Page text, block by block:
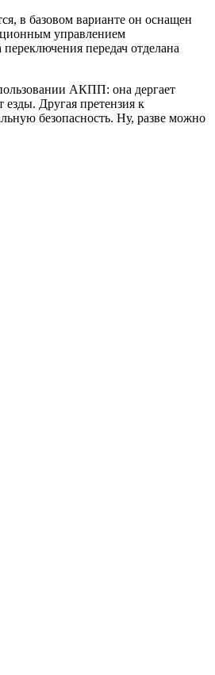
в базовом варианте он оснащен
управлением
передач отделана
АКПП: она дергает
Другая претензия к
безопасность. Ну, разве можно